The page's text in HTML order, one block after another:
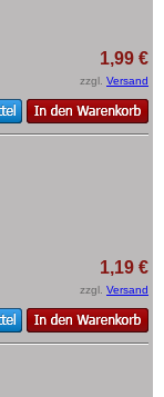
1,99 €
zzgl. Versand
1,19 €
zzgl. Versand